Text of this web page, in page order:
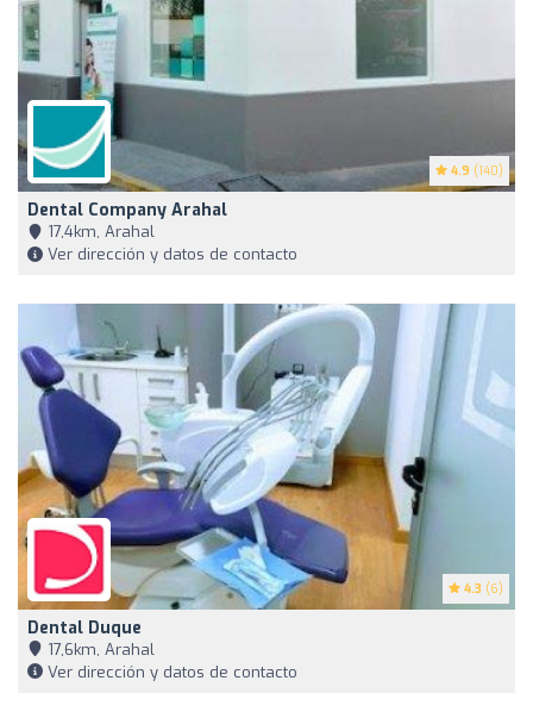
4.9 (140)
Dental Company Arahal
17,4km, Arahal
Ver dirección y datos de contacto
4.3 (6)
Dental Duque
17,6km, Arahal
Ver dirección y datos de contacto